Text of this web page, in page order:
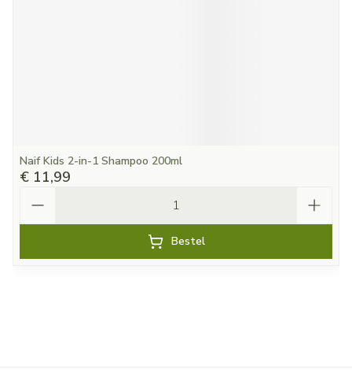
Naif Kids 2-in-1 Shampoo 200ml
€ 11,99
Bestel